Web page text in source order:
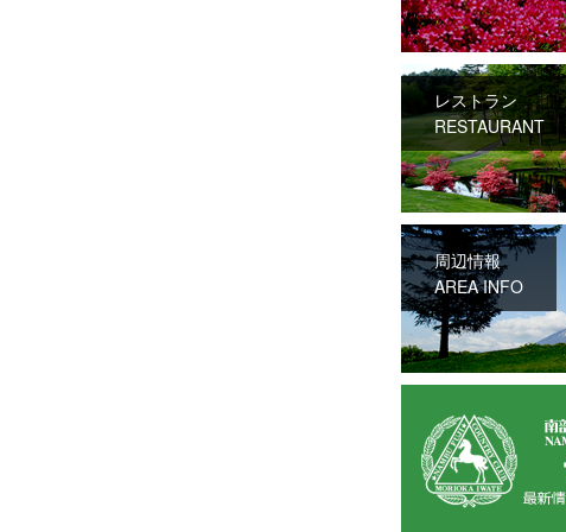
レストラン
RESTAURANT
周辺情報
AREA INFO